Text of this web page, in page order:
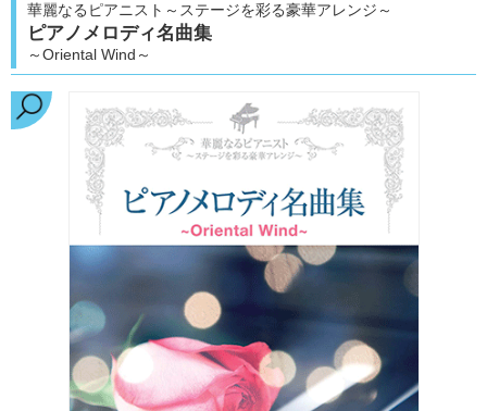
華麗なるピアニスト～ステージを彩る豪華アレンジ～
ピアノメロディ名曲集
～Oriental Wind～